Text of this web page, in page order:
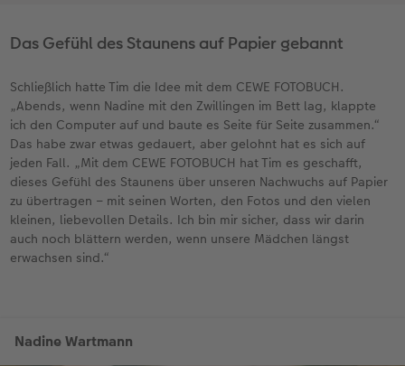
Das Gefühl des Staunens auf Papier gebannt
Schließlich hatte Tim die Idee mit dem CEWE FOTOBUCH.
„Abends, wenn Nadine mit den Zwillingen im Bett lag, klappte
ich den Computer auf und baute es Seite für Seite zusammen.“
Das habe zwar etwas gedauert, aber gelohnt hat es sich auf
jeden Fall. „Mit dem CEWE FOTOBUCH hat Tim es geschafft,
dieses Gefühl des Staunens über unseren Nachwuchs auf Papier
zu übertragen – mit seinen Worten, den Fotos und den vielen
kleinen, liebevollen Details. Ich bin mir sicher, dass wir darin
auch noch blättern werden, wenn unsere Mädchen längst
erwachsen sind.“